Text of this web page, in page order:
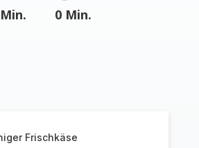
0 Min.
Frischkäse